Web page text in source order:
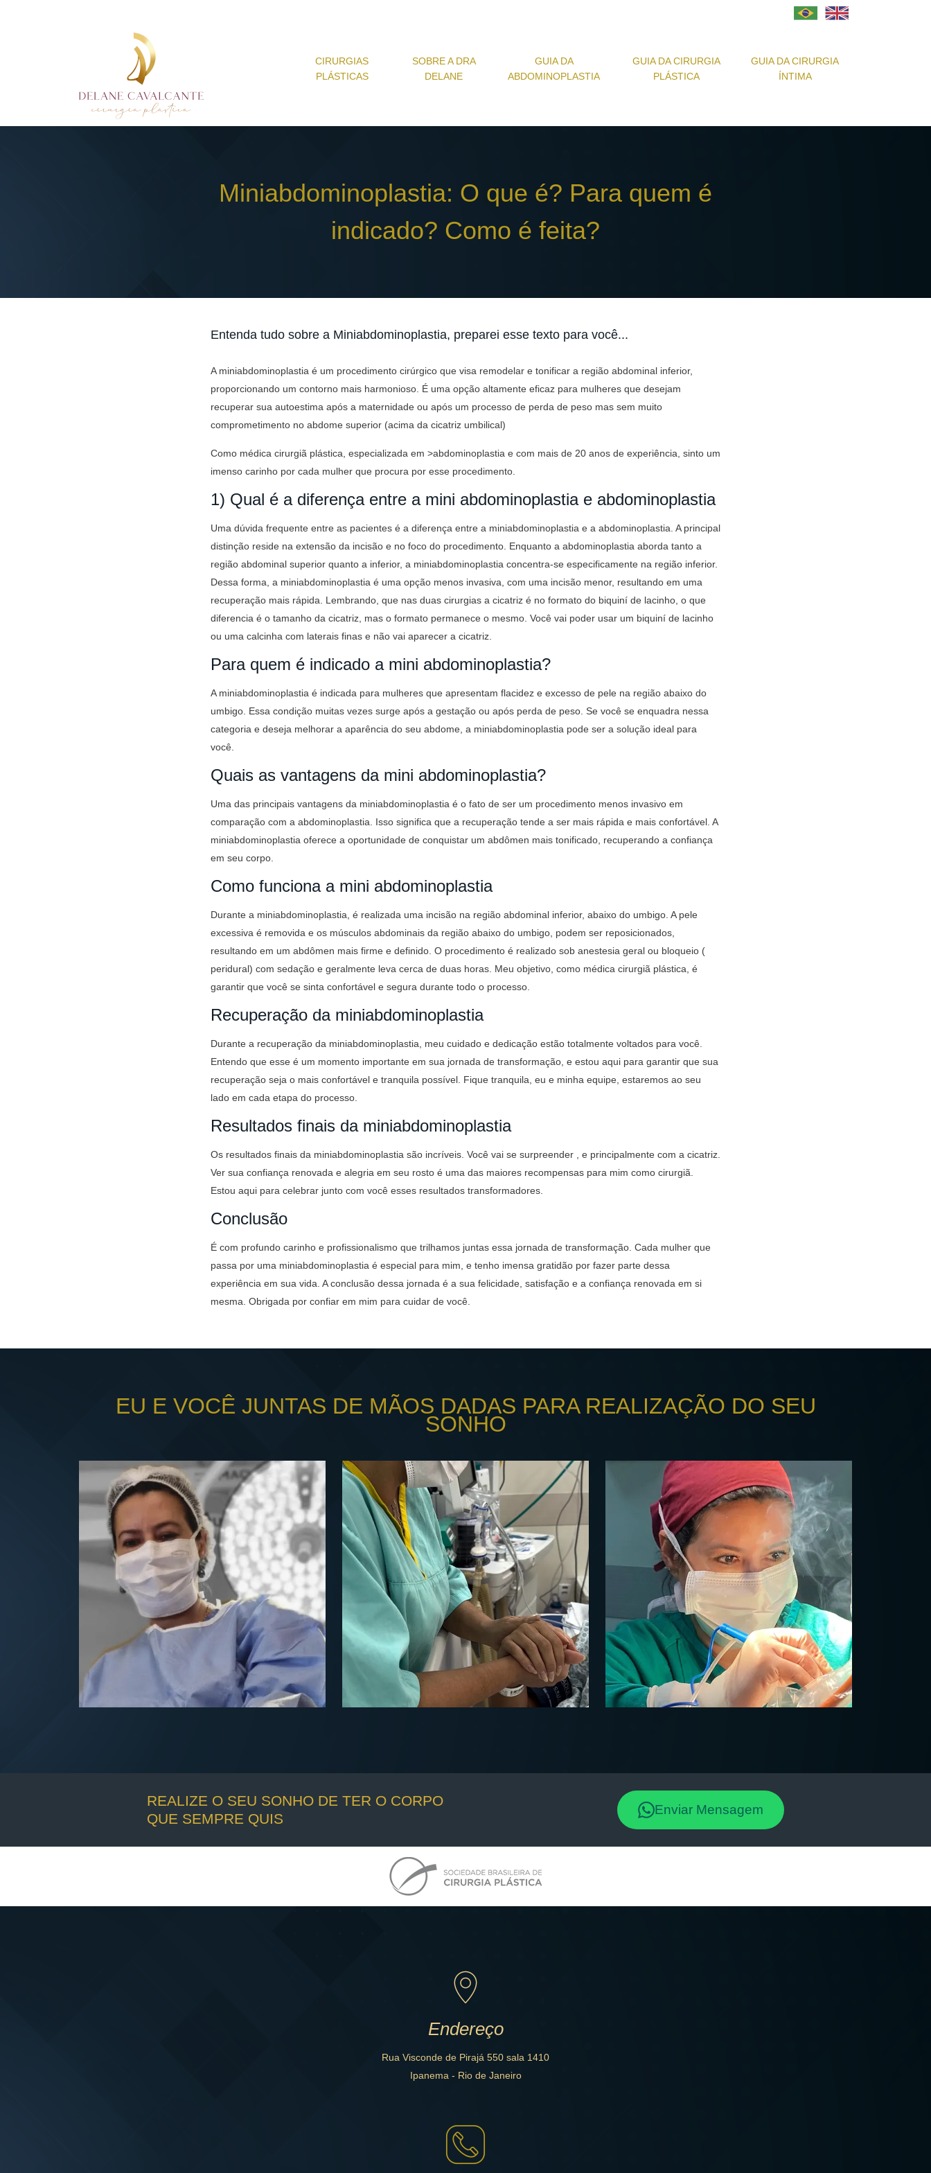
CIRURGIAS
PLÁSTICAS
SOBRE A DRA
DELANE
GUIA DA
ABDOMINOPLASTIA
GUIA DA CIRURGIA
PLÁSTICA
GUIA DA CIRURGIA
ÍNTIMA
Miniabdominoplastia: O que é? Para quem é
indicado? Como é feita?
Entenda tudo sobre a Miniabdominoplastia, preparei esse texto para você...
A miniabdominoplastia é um procedimento cirúrgico que visa remodelar e tonificar a região abdominal inferior,
proporcionando um contorno mais harmonioso. É uma opção altamente eficaz para mulheres que desejam
recuperar sua autoestima após a maternidade ou após um processo de perda de peso mas sem muito
comprometimento no abdome superior (acima da cicatriz umbilical)
Como médica cirurgiã plástica, especializada em >abdominoplastia e com mais de 20 anos de experiência, sinto um
imenso carinho por cada mulher que procura por esse procedimento.
1) Qual é a diferença entre a mini abdominoplastia e abdominoplastia
Uma dúvida frequente entre as pacientes é a diferença entre a miniabdominoplastia e a abdominoplastia. A principal
distinção reside na extensão da incisão e no foco do procedimento. Enquanto a abdominoplastia aborda tanto a
região abdominal superior quanto a inferior, a miniabdominoplastia concentra-se especificamente na região inferior.
Dessa forma, a miniabdominoplastia é uma opção menos invasiva, com uma incisão menor, resultando em uma
recuperação mais rápida. Lembrando, que nas duas cirurgias a cicatriz é no formato do biquiní de lacinho, o que
diferencia é o tamanho da cicatriz, mas o formato permanece o mesmo. Você vai poder usar um biquiní de lacinho
ou uma calcinha com laterais finas e não vai aparecer a cicatriz.
Para quem é indicado a mini abdominoplastia?
A miniabdominoplastia é indicada para mulheres que apresentam flacidez e excesso de pele na região abaixo do
umbigo. Essa condição muitas vezes surge após a gestação ou após perda de peso. Se você se enquadra nessa
categoria e deseja melhorar a aparência do seu abdome, a miniabdominoplastia pode ser a solução ideal para
você.
Quais as vantagens da mini abdominoplastia?
Uma das principais vantagens da miniabdominoplastia é o fato de ser um procedimento menos invasivo em
comparação com a abdominoplastia. Isso significa que a recuperação tende a ser mais rápida e mais confortável. A
miniabdominoplastia oferece a oportunidade de conquistar um abdômen mais tonificado, recuperando a confiança
em seu corpo.
Como funciona a mini abdominoplastia
Durante a miniabdominoplastia, é realizada uma incisão na região abdominal inferior, abaixo do umbigo. A pele
excessiva é removida e os músculos abdominais da região abaixo do umbigo, podem ser reposicionados,
resultando em um abdômen mais firme e definido. O procedimento é realizado sob anestesia geral ou bloqueio (
peridural) com sedação e geralmente leva cerca de duas horas. Meu objetivo, como médica cirurgiã plástica, é
garantir que você se sinta confortável e segura durante todo o processo.
Recuperação da miniabdominoplastia
Durante a recuperação da miniabdominoplastia, meu cuidado e dedicação estão totalmente voltados para você.
Entendo que esse é um momento importante em sua jornada de transformação, e estou aqui para garantir que sua
recuperação seja o mais confortável e tranquila possível. Fique tranquila, eu e minha equipe, estaremos ao seu
lado em cada etapa do processo.
Resultados finais da miniabdominoplastia
Os resultados finais da miniabdominoplastia são incríveis. Você vai se surpreender , e principalmente com a cicatriz.
Ver sua confiança renovada e alegria em seu rosto é uma das maiores recompensas para mim como cirurgiã.
Estou aqui para celebrar junto com você esses resultados transformadores.
Conclusão
É com profundo carinho e profissionalismo que trilhamos juntas essa jornada de transformação. Cada mulher que
passa por uma miniabdominoplastia é especial para mim, e tenho imensa gratidão por fazer parte dessa
experiência em sua vida. A conclusão dessa jornada é a sua felicidade, satisfação e a confiança renovada em si
mesma. Obrigada por confiar em mim para cuidar de você.
EU E VOCÊ JUNTAS DE MÃOS DADAS PARA REALIZAÇÃO DO SEU
SONHO
REALIZE O SEU SONHO DE TER O CORPO
QUE SEMPRE QUIS
Enviar Mensagem
Endereço
Rua Visconde de Pirajá 550 sala 1410
Ipanema - Rio de Janeiro